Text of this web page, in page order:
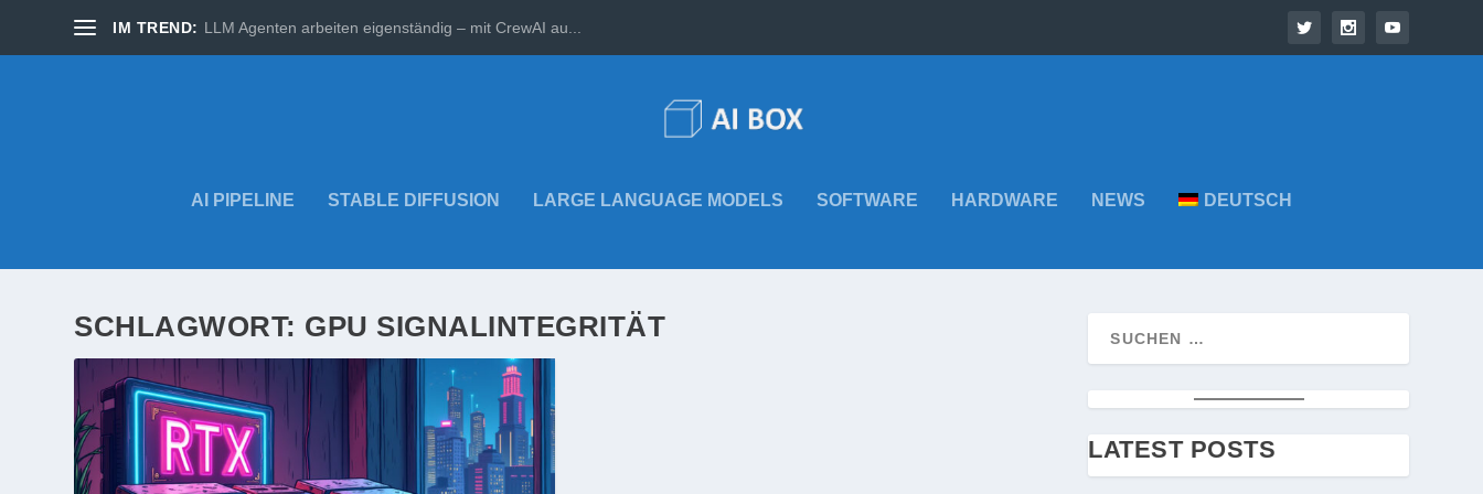
IM TREND: LLM Agenten arbeiten eigenständig – mit CrewAI au...
AI PIPELINE STABLE DIFFUSION LARGE LANGUAGE MODELS SOFTWARE HARDWARE NEWS DEUTSCH
SCHLAGWORT: GPU SIGNALINTEGRITÄT
LATEST POSTS